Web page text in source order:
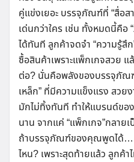
คู่แข่งเยอะ บรรจุภัณฑ์ที่ “สื่อส
เด่นกว่าใคร เช่น ทั้งหมดนี้คือ
ได้ทันที ลูกค้าจดจำ “ความรู้สึ
ซื้อสินค้าเพราะแพ็กเกจสวย แ
ต่อ? นั่นคือพลังของบรรจุภัณ
เหล็ก” ที่มีความแข็งแรง สวย
มักไม่ทิ้งทันที ทำให้แบรนด์ข
นาน จากแค่ “แพ็กเกจ”กลาย
ถ้าบรรจุภัณฑ์ของคุณพูดได้…
ไหน? เพราะสุดท้ายแล้ว ลูกค้